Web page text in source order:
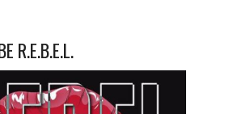
R.E.B.E.L.